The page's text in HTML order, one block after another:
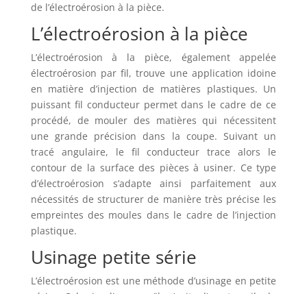
de l’électroérosion à la pièce.
L’électroérosion à la pièce
L’électroérosion à la pièce, également appelée
électroérosion par fil, trouve une application idoine
en matière d’injection de matières plastiques. Un
puissant fil conducteur permet dans le cadre de ce
procédé, de mouler des matières qui nécessitent
une grande précision dans la coupe. Suivant un
tracé angulaire, le fil conducteur trace alors le
contour de la surface des pièces à usiner. Ce type
d’électroérosion s’adapte ainsi parfaitement aux
nécessités de structurer de manière très précise les
empreintes des moules dans le cadre de l’injection
plastique.
Usinage petite série
L’électroérosion est une méthode d’usinage en petite